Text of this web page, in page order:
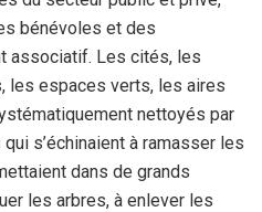
bénévoles et des
associatif. Les cités, les
les espaces verts, les aires
nettoyés par
s’échinaient à ramasser les
dans de grands
les arbres, à enlever les